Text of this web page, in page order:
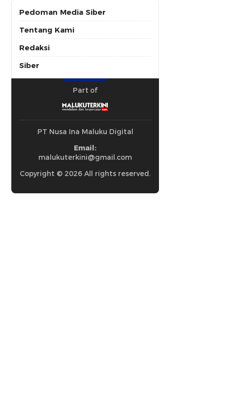
Pedoman Media Siber
Tentang Kami
Redaksi
Siber
Part of
PT Nusa Ina Maluku Digital
Email:
malukuterkini@gmail.com
Copyright © 2026 All rights reserved.